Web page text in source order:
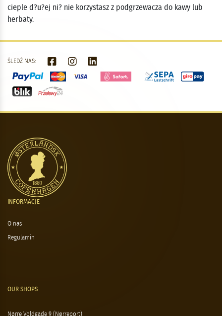
cieple d?u?ej ni? nie korzystasz z podgrzewacza do kawy lub
herbaty.
ŚLEDŹ NAS:
INFORMACJE
O nas
Regulamin
OUR SHOPS
Nørre Voldgade 9 (Nørreport)